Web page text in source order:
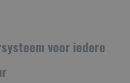
voor iedere